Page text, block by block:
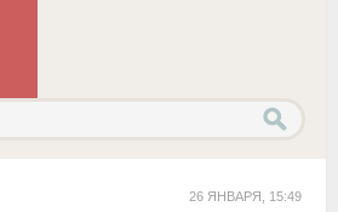
26 ЯНВАРЯ, 15:49